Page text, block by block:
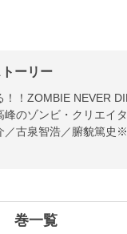
ーリー
！ZOMBIE NEVER
のゾンビ・クリエイ
古泉智浩／腑貌篤
巻一覧